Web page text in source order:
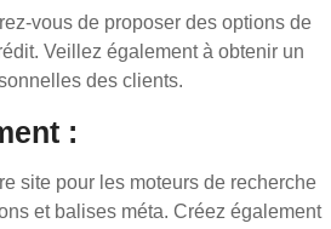
vous de proposer des options de
Veillez également à obtenir un
des clients.
:
site pour les moteurs de recherche
et balises méta. Créez également